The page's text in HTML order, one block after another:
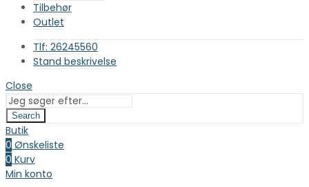
Tilbehør
Outlet
Tlf: 26245560
Stand beskrivelse
Close
Search
Butik
0 Ønskeliste
0 Kurv
Min konto